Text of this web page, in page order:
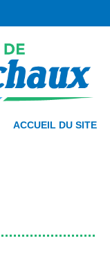
ACCUEIL DU SITE